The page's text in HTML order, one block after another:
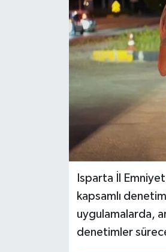
Isparta İl
kapsamlı
uygulamalarda,
denetimler